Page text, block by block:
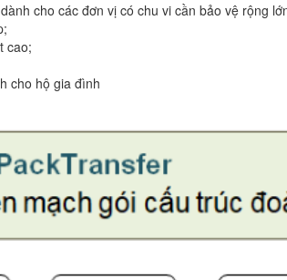
cho các đơn vị có chu vi cần bảo vệ rộng
cao;
cho hộ gia đình